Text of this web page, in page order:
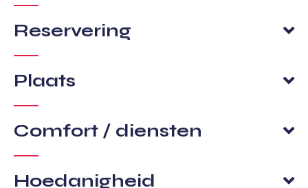
Reservering
Plaats
Comfort / diensten
Hoedanigheid